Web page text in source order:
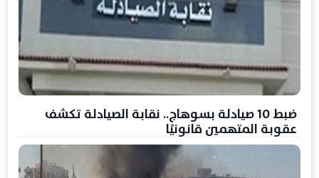
ضبط 10 صيادلة بسوهاج.. نقابة الصيادلة تكشف
عقوبة المتهمين قانونيًا